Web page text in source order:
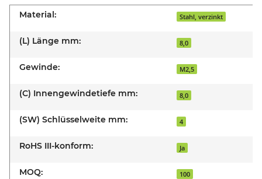
Material: Stahl, verzinkt
(L) Länge mm: 8,0
Gewinde: M2,5
(C) Innengewindetiefe mm: 8,0
(SW) Schlüsselweite mm: 4
RoHS III-konform: Ja
MOQ: 100